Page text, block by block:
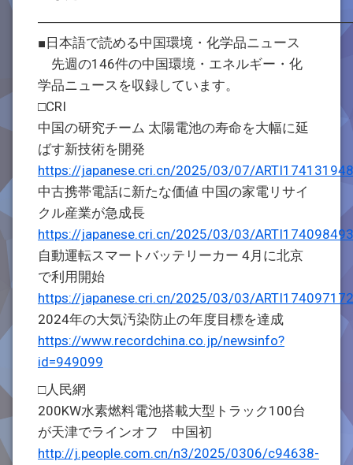
■日本語で読める中国環境・化学品ニュース
先週の146件の中国環境・エネルギー・化
学品ニュースを収録しています。
□CRI
中国の研究チーム 太陽電池の寿命を大幅に延
ばす新技術を開発
https://japanese.cri.cn/2025/03/07/
中古携帯電話に新たな価値 中国の家電リサイ
クル産業が急成長
https://japanese.cri.cn/2025/03/03/
自動運転スマートバッテリーカー 4月に北京
で利用開始
https://japanese.cri.cn/2025/03/03/
2024年の大気汚染防止の年度目標を達成
https://www.recordchina.co.jp/newsinfo?
id=949099
□人民網
200KW水素燃料電池搭載大型トラック100台
が天津でラインオフ 中国初
http://j.people.com.cn/n3/2025/0306/c94638-